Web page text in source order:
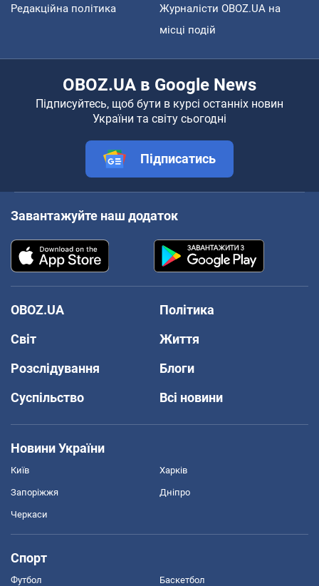
Редакційна політика
Журналісти OBOZ.UA на
місці подій
OBOZ.UA в Google News
Підписуйтесь, щоб бути в курсі останніх новин
України та світу сьогодні
Підписатись
Завантажуйте наш додаток
OBOZ.UA
Політика
Світ
Життя
Розслідування
Блоги
Суспільство
Всі новини
Новини України
Київ Харків
Запоріжжя Дніпро
Черкаси
Спорт
Футбол Баскетбол